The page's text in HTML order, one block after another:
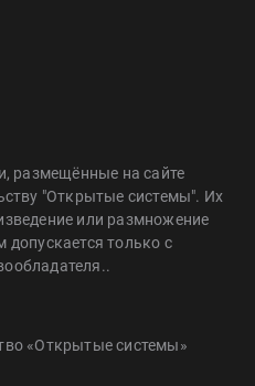
размещённые на сайте
"Открытые системы". Их
или размножение
только с
«Открытые системы»